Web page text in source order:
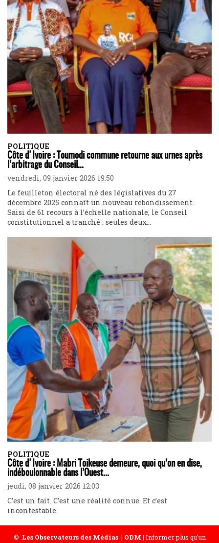
POLITIQUE
Côte d'Ivoire : Toumodi commune retourne aux urnes après
l’arbitrage du Conseil...
vendredi, 09 janvier 2026 19:50
Le feuilleton électoral né des législatives du 27
décembre 2025 connaît un nouveau rebondissement.
Saisi de 61 recours à l’échelle nationale, le Conseil
constitutionnel a tranché : seules deux...
POLITIQUE
Côte d'Ivoire : Mabri Toikeuse demeure, quoi qu’on en dise,
indéboulonnable dans l’Ouest...
jeudi, 08 janvier 2026 12:03
C’est un fait. C’est une réalité connue. Et c’est
incontestable.
© Les Observateurs des Médias | ODM | Informer plus qu'un